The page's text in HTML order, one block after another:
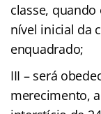
classe,
nível inicial da
enquadrado;
III – será
merecimento,